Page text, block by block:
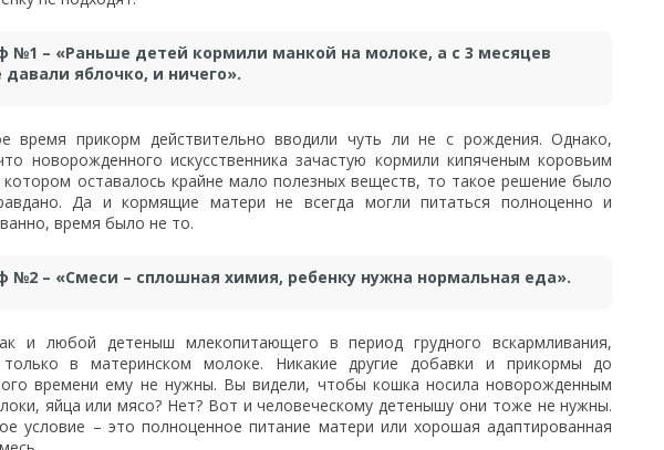
№1 – «Раньше детей кормили манкой на молоке, а с 3 месяцев
давали яблочко, и ничего».
время прикорм действительно вводили чуть ли не с рождения. Однако,
новорожденного искусственника зачастую кормили кипяченым коровьим
оставалось крайне мало полезных веществ, то такое решение было
Да и кормящие матери не всегда могли питаться полноценно и
время было не то.
№2 – «Смеси – сплошная химия, ребенку нужна нормальная еда».
и любой детеныш млекопитающего в период грудного вскармливания,
только в материнском молоке. Никакие другие добавки и прикормы до
времени ему не нужны. Вы видели, чтобы кошка носила новорожденным
яйца или мясо? Нет? Вот и человеческому детенышу они тоже не нужны.
условие – это полноценное питание матери или хорошая адаптированная